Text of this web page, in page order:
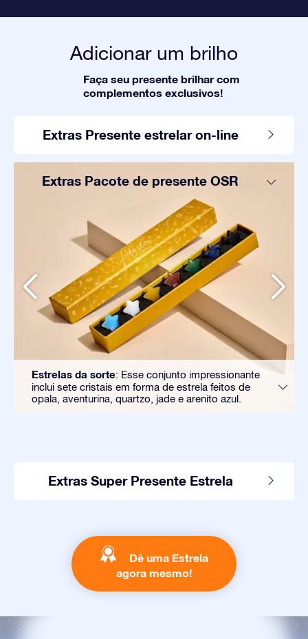
Adicionar um brilho
Faça seu presente brilhar com
complementos exclusivos!
Extras Presente estrelar on-line
Extras Pacote de presente OSR
Estrelas da sorte: Esse conjunto impressionante
inclui sete cristais em forma de estrela feitos de
opala, aventurina, quartzo, jade e arenito azul.
Extras Super Presente Estrela
Dê uma Estrela
agora mesmo!